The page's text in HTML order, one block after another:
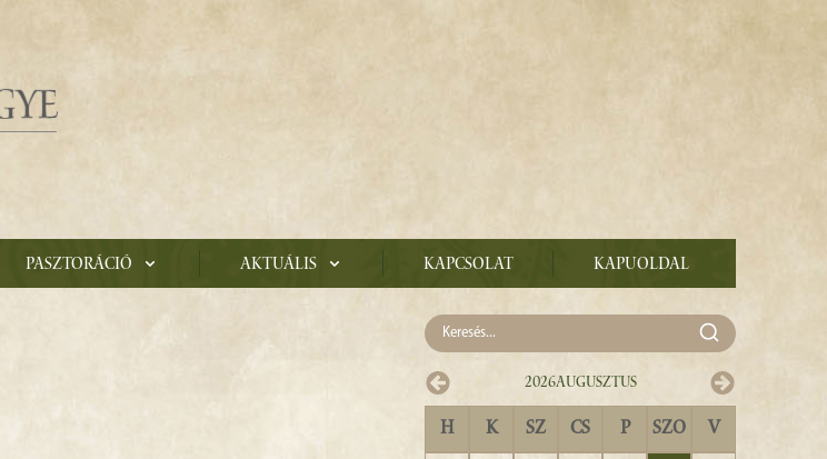
Pasztoráció Aktuális Kapcsolat Kapuoldal
2026Augusztus
H K SZ CS P SZO V